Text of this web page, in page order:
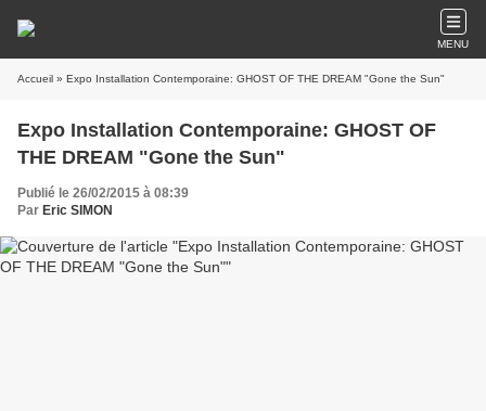
MENU
Accueil » Expo Installation Contemporaine: GHOST OF THE DREAM "Gone the Sun"
Expo Installation Contemporaine: GHOST OF
THE DREAM "Gone the Sun"
Publié le 26/02/2015 à 08:39
Par Eric SIMON